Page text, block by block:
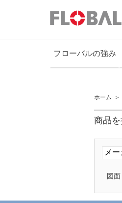
フローバルの強み
ホーム
商品
図面